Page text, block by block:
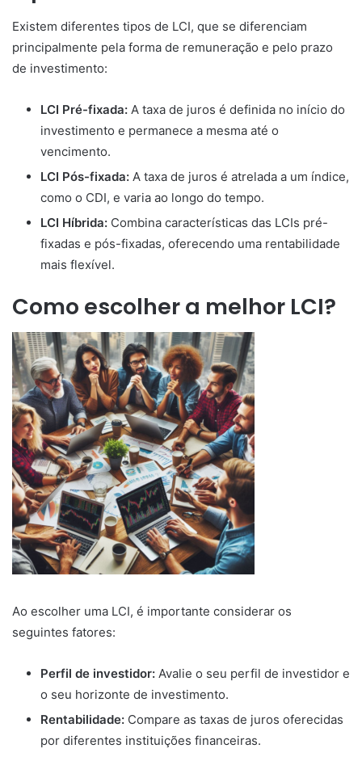
Existem diferentes tipos de LCI, que se diferenciam
principalmente pela forma de remuneração e pelo prazo
de investimento:
LCI Pré-fixada: A taxa de juros é definida no início do
investimento e permanece a mesma até o
vencimento.
LCI Pós-fixada: A taxa de juros é atrelada a um índice,
como o CDI, e varia ao longo do tempo.
LCI Híbrida: Combina características das LCIs pré-
fixadas e pós-fixadas, oferecendo uma rentabilidade
mais flexível.
Como escolher a melhor LCI?
Ao escolher uma LCI, é importante considerar os
seguintes fatores:
Perfil de investidor: Avalie o seu perfil de investidor e
o seu horizonte de investimento.
Rentabilidade: Compare as taxas de juros oferecidas
por diferentes instituições financeiras.